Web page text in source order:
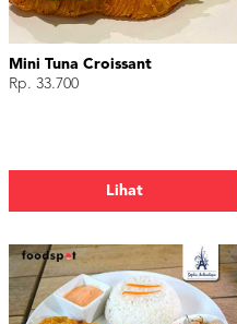
Mini Tuna Croissant
Rp. 33.700
Lihat